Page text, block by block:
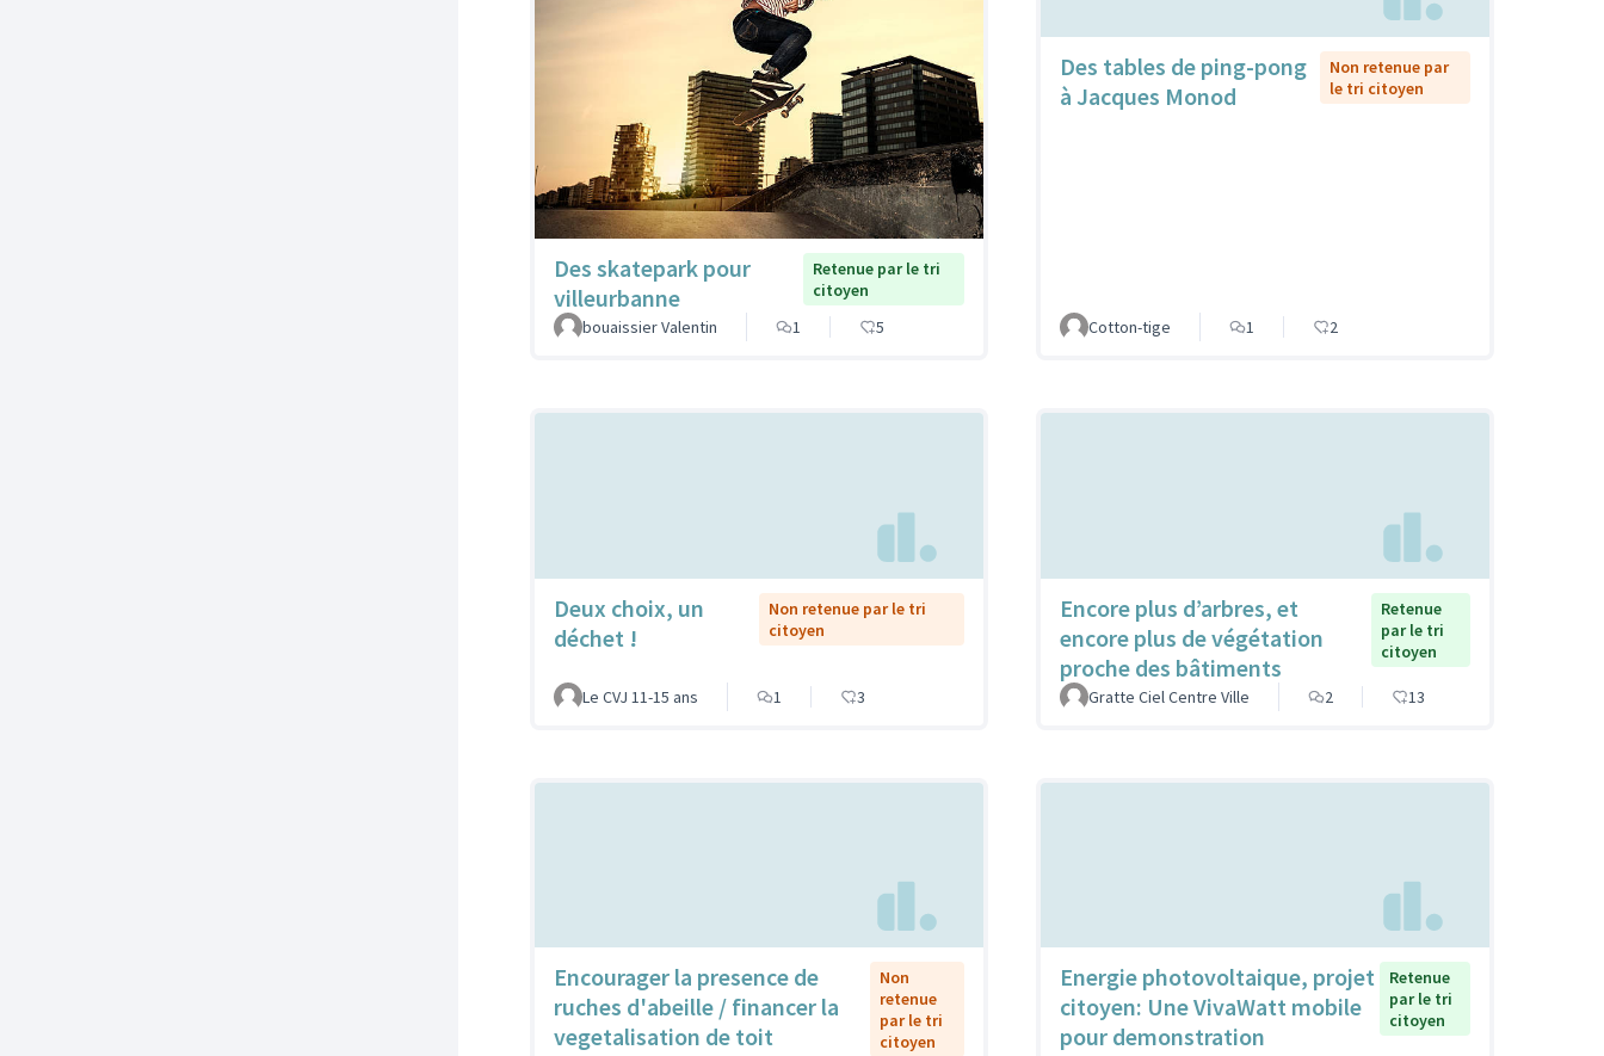
Des skatepark pour
villeurbanne
Retenue par le tri
citoyen
bouaissier Valentin
1 5
Des tables de ping-pong
à Jacques Monod
Non retenue par
le tri citoyen
Cotton-tige 1 2
Deux choix, un
déchet !
Non retenue par le tri
citoyen
Le CVJ 11-15 ans 1 3
Encore plus d’arbres, et
encore plus de végétation
proche des bâtiments
Retenue
par le tri
citoyen
Gratte Ciel Centre Ville 2 13
Encourager la presence de
ruches d'abeille / financer la
vegetalisation de toit
Non
retenue
par le tri
citoyen
Energie photovoltaique, projet
citoyen: Une VivaWatt mobile
pour demonstration
Retenue
par le tri
citoyen